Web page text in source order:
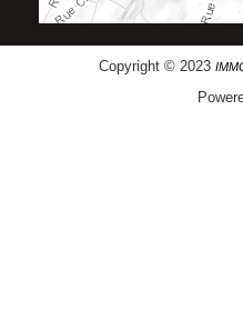
Copyright © 2023